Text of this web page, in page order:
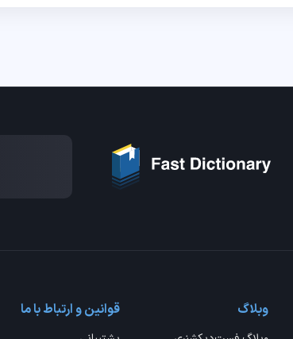
وبلاگ قوانین و ارتباط با ما